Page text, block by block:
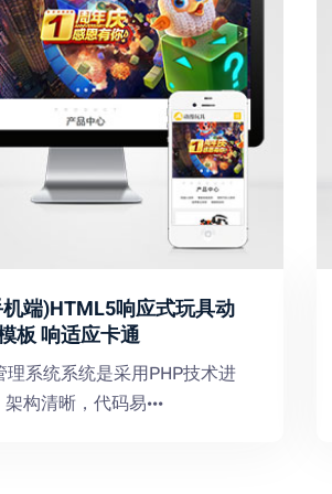
端)HTML5响应式玩具动
板 响适应卡通
理系统系统是采用PHP技术进
构清晰，代码易···